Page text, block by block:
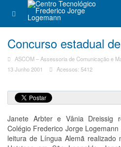
Concurso estadual
ASCOM – Assessoria de Comunicação e
13 Junho 2001
Acessos: 5412
Janete Arbter e Vânia Dreissig
Colégio Frederico Jorge
leitura de Língua Alemã